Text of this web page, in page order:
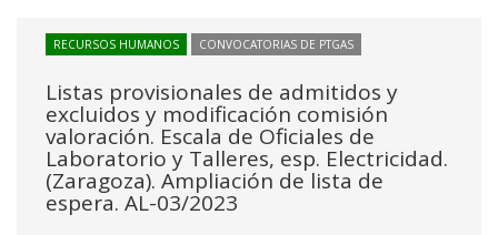
RECURSOS HUMANOS CONVOCATORIAS DE PTGAS
Listas provisionales de admitidos y
excluidos y modificación comisión
valoración. Escala de Oficiales de
Laboratorio y Talleres, esp. Electricidad.
(Zaragoza). Ampliación de lista de
espera. AL-03/2023